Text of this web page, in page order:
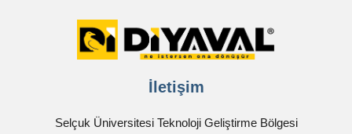
İletişim
Selçuk Üniversitesi Teknoloji Geliştirme Bölgesi